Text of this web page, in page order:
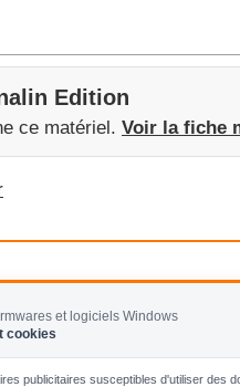
Edition
ce matériel. Voir la fiche
et logiciels Windows
cookies
publicitaires susceptibles d'utiliser